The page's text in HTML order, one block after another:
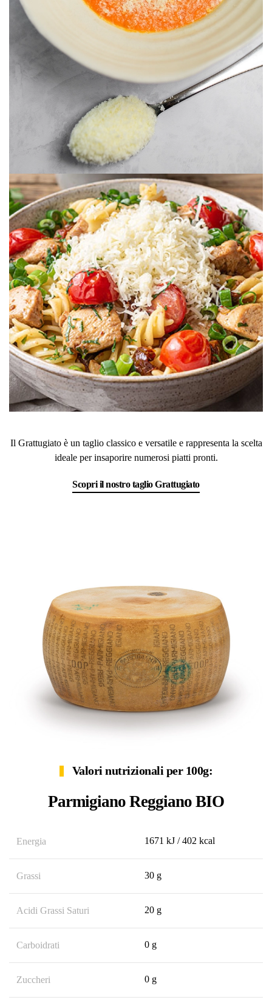
Il Grattugiato è un taglio classico e versatile e rappresenta la scelta
ideale per insaporire numerosi piatti pronti.
Scopri il nostro taglio Grattugiato
Valori nutrizionali per 100g:
Parmigiano Reggiano BIO
Energia 1671 kJ / 402 kcal
Grassi 30 g
Acidi Grassi Saturi 20 g
Carboidrati 0 g
Zuccheri 0 g